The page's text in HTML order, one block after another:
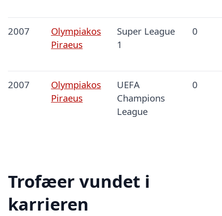
2007
Olympiakos
Piraeus
Super League
1
0
2007
Olympiakos
Piraeus
UEFA
Champions
League
0
Trofæer vundet i
karrieren